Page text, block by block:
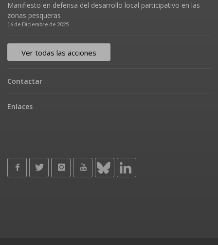
Manifiesto en defensa del desarrollo local participativo en las
zonas pesqueras
16 de Diciembre de 2025
Ver todas las acciones
Contactar
Enlaces